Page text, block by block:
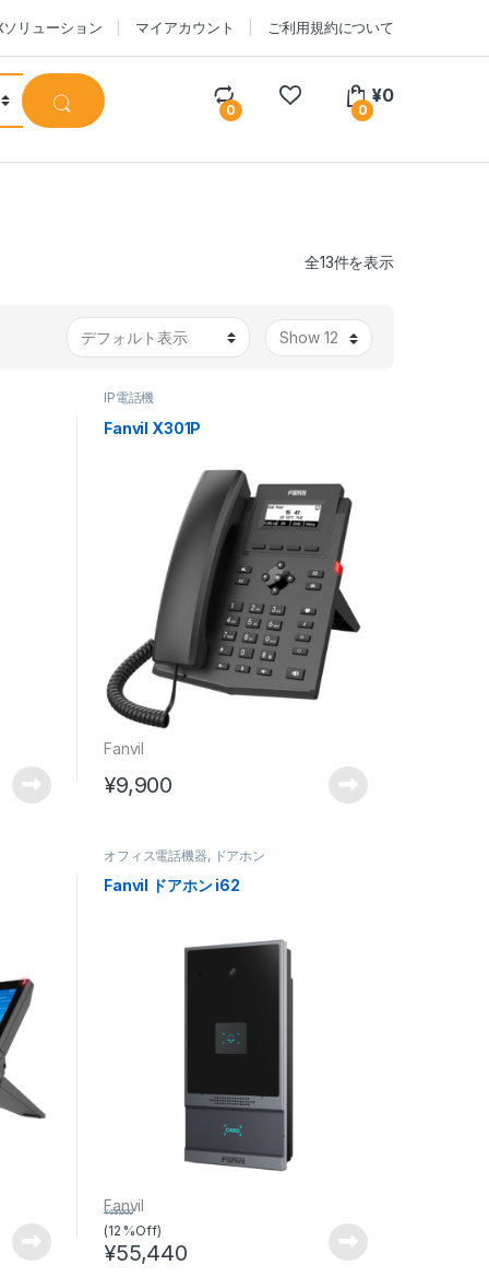
ソリューション マイアカウント ご利用規約について
0 0
¥0
全13件を表示
IP電話機
Fanvil X301P
Fanvil
¥9,900
オフィス電話機器, ドアホン
Fanvil ドアホン i62
Fanvil
¥63,000
(12 %Off)
¥55,440